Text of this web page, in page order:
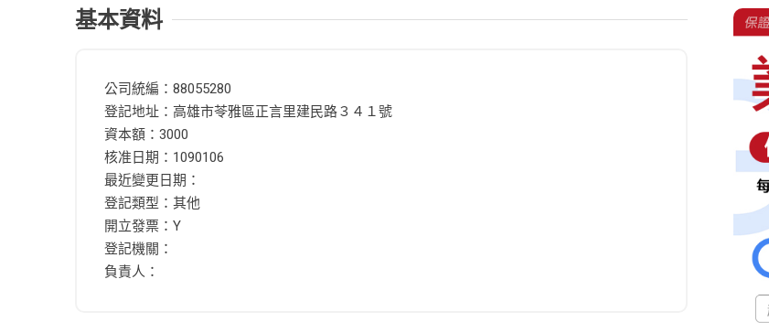
基本資料
公司統編：88055280
登記地址：高雄市苓雅區正言里建民路３４１號
資本額：3000
核准日期：1090106
最近變更日期：
登記類型：其他
開立發票：Y
登記機關：
負責人：